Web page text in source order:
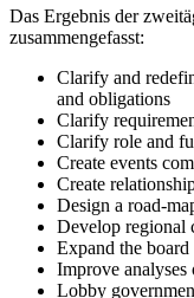
Das Ergebnis der
zusammengefasst:
Clarify and
and obligations
Clarify
Clarify role and
Create events
Create
Design a road-
Develop regional
Expand the board
Improve analyses
Lobby